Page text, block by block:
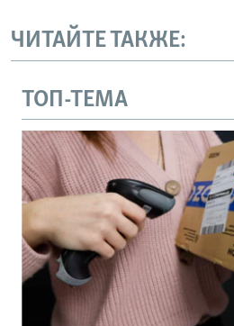
ЧИТАЙТЕ ТАКЖЕ:
ТОП-ТЕМА